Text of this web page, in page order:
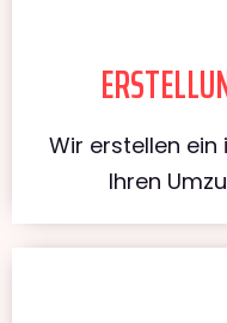
Wir erstellen
Ihren